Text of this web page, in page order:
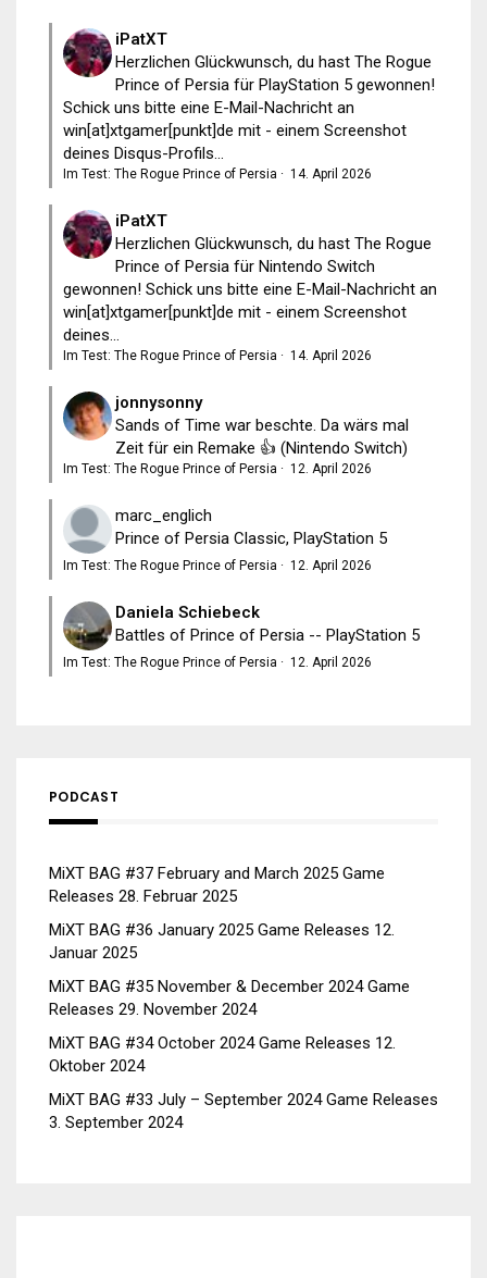
iPatXT
Herzlichen Glückwunsch, du hast The Rogue
Prince of Persia für PlayStation 5 gewonnen!
Schick uns bitte eine E-Mail-Nachricht an
win[at]xtgamer[punkt]de mit - einem Screenshot
deines Disqus-Profils...
Im Test: The Rogue Prince of Persia · 14. April 2026
iPatXT
Herzlichen Glückwunsch, du hast The Rogue
Prince of Persia für Nintendo Switch
gewonnen! Schick uns bitte eine E-Mail-Nachricht an
win[at]xtgamer[punkt]de mit - einem Screenshot
deines...
Im Test: The Rogue Prince of Persia · 14. April 2026
jonnysonny
Sands of Time war beschte. Da wärs mal
Zeit für ein Remake 👍 (Nintendo Switch)
Im Test: The Rogue Prince of Persia · 12. April 2026
marc_englich
Prince of Persia Classic, PlayStation 5
Im Test: The Rogue Prince of Persia · 12. April 2026
Daniela Schiebeck
Battles of Prince of Persia -- PlayStation 5
Im Test: The Rogue Prince of Persia · 12. April 2026
PODCAST
MiXT BAG #37 February and March 2025 Game
Releases 28. Februar 2025
MiXT BAG #36 January 2025 Game Releases 12.
Januar 2025
MiXT BAG #35 November & December 2024 Game
Releases 29. November 2024
MiXT BAG #34 October 2024 Game Releases 12.
Oktober 2024
MiXT BAG #33 July – September 2024 Game Releases
3. September 2024